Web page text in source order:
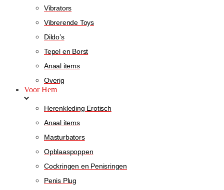
Vibrators
Vibrerende Toys
Dildo’s
Tepel en Borst
Anaal items
Overig
Voor Hem
Herenkleding Erotisch
Anaal items
Masturbators
Opblaaspoppen
Cockringen en Penisringen
Penis Plug